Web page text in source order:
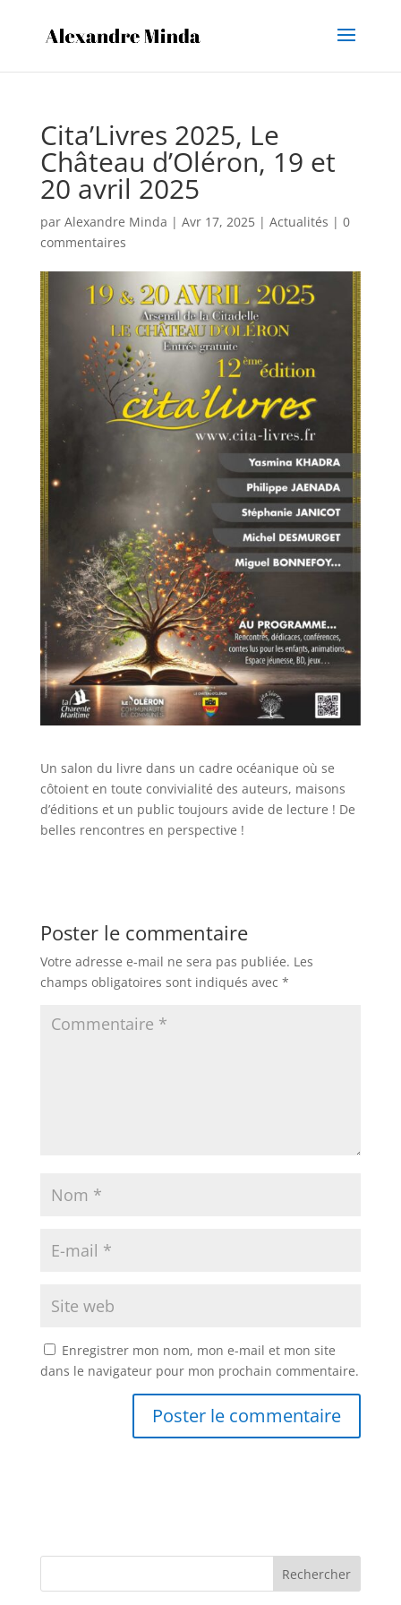
Cita’Livres 2025, Le
Château d’Oléron, 19 et
20 avril 2025
par Alexandre Minda | Avr 17, 2025| Actualités | 0
commentaires
Un salon du livre dans un cadre océanique où se
côtoient en toute convivialité des auteurs, maisons
d’éditions et un public toujours avide de lecture ! De
belles rencontres en perspective !
Poster le commentaire
Votre adresse e-mail ne sera pas publiée. Les
champs obligatoires sont indiqués avec *
Enregistrer mon nom, mon e-mail et mon site
dans le navigateur pour mon prochain commentaire.